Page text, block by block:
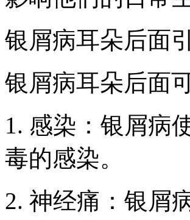
银屑病耳朵后面
银屑病耳朵后面
1. 感染：银屑病
毒的感染。
2. 神经痛：银屑